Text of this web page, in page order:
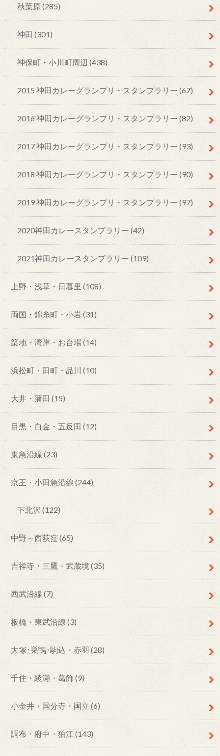
秋葉原 (285)
神田 (301)
神保町・小川町周辺 (438)
2015 神田カレーグランプリ・スタンプラリー (67)
2016 神田カレーグランプリ・スタンプラリー (82)
2017 神田カレーグランプリ・スタンプラリー (93)
2018 神田カレーグランプリ・スタンプラリー (90)
2019 神田カレーグランプリ・スタンプラリー (97)
2020神田カレースタンプラリー (42)
2021神田カレースタンプラリー (109)
上野・浅草・日暮里 (108)
両国・錦糸町・小岩(31)
築地・湾岸・お台場(14)
浜松町・田町・品川 (10)
大井・蒲田 (15)
目黒・白金・五反田 (12)
東急沿線 (23)
京王・小田急沿線 (244)
下北沢 (122)
中野～西荻窪 (65)
吉祥寺・三鷹・武蔵境 (35)
西武沿線 (7)
板橋・東武沿線 (3)
大塚･巣鴨･駒込・赤羽 (28)
千住・綾瀬・葛飾(9)
小金井・国分寺・国立 (6)
調布・府中・狛江 (143)